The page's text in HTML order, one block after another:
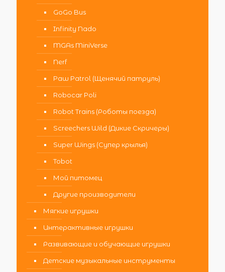
GoGo Bus
Infinity Nado
MGAs MiniVerse
Nerf
Paw Patrol (Щенячий патруль)
Robocar Poli
Robot Trains (Роботы поезда)
Screechers Wild (Дикие Скричеры)
Super Wings (Супер крылья)
Tobot
Мой питомец
Другие производители
Мягкие игрушки
Интерактивные игрушки
Развивающие и обучающие игрушки
Детские музыкальные инструменты